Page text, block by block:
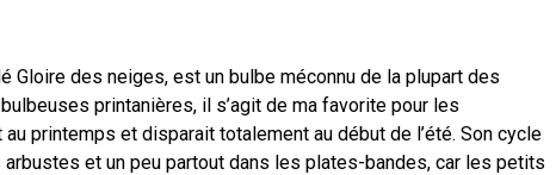
Gloire des neiges, est un bulbe méconnu de la plupart des
printanières, il s’agit de ma favorite pour les
printemps et disparait totalement au début de l’été. Son cycle
et un peu partout dans les plates-bandes, car les petits